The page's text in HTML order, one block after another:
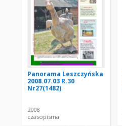
Panorama Leszczyńska
2008.07.03 R.30
Nr27(1482)
2008
czasopisma